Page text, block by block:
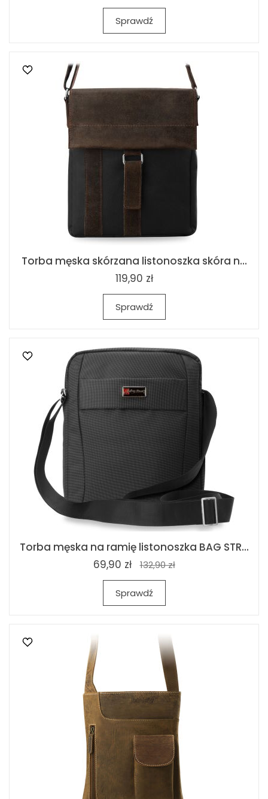
Sprawdź
Torba męska skórzana listonoszka skóra n...
119,90 zł
Sprawdź
Torba męska na ramię listonoszka BAG STR...
69,90 zł
132,90 zł
Sprawdź